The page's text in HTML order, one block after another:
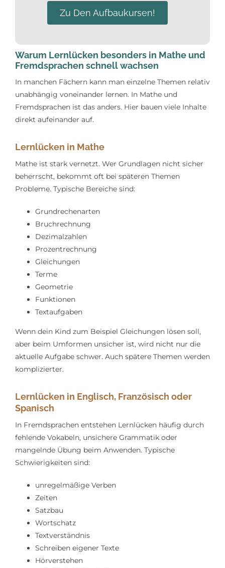
Zu Den Aufbaukursen!
Warum Lernlücken besonders in Mathe und
Fremdsprachen schnell wachsen
In manchen Fächern kann man einzelne Themen relativ
unabhängig voneinander lernen. In Mathe und
Fremdsprachen ist das anders. Hier bauen viele Inhalte
direkt aufeinander auf.
Lernlücken in Mathe
Mathe ist stark vernetzt. Wer Grundlagen nicht sicher
beherrscht, bekommt oft bei späteren Themen
Probleme. Typische Bereiche sind:
Grundrechenarten
Bruchrechnung
Dezimalzahlen
Prozentrechnung
Gleichungen
Terme
Geometrie
Funktionen
Textaufgaben
Wenn dein Kind zum Beispiel Gleichungen lösen soll,
aber beim Umformen unsicher ist, wird nicht nur die
aktuelle Aufgabe schwer. Auch spätere Themen werden
komplizierter.
Lernlücken in Englisch, Französisch oder
Spanisch
In Fremdsprachen entstehen Lernlücken häufig durch
fehlende Vokabeln, unsichere Grammatik oder
mangelnde Übung beim Anwenden. Typische
Schwierigkeiten sind:
unregelmäßige Verben
Zeiten
Satzbau
Wortschatz
Textverständnis
Schreiben eigener Texte
Hörverstehen